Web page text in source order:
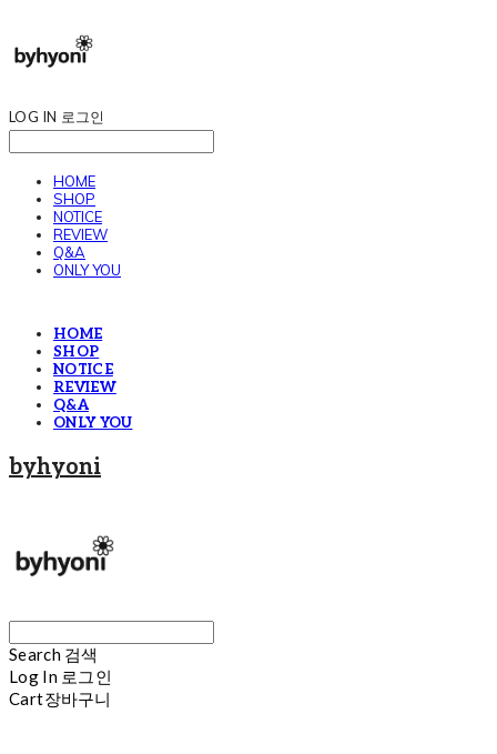
LOG IN 로그인
HOME
SHOP
NOTICE
REVIEW
Q&A
ONLY YOU
HOME
SHOP
NOTICE
REVIEW
Q&A
ONLY YOU
byhyoni
Search 검색
Log In 로그인
Cart장바구니